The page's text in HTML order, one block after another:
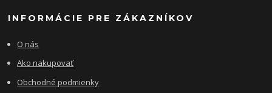
INFORMÁCIE PRE ZÁKAZNÍKOV
O nás
Ako nakupovať
Obchodné podmienky